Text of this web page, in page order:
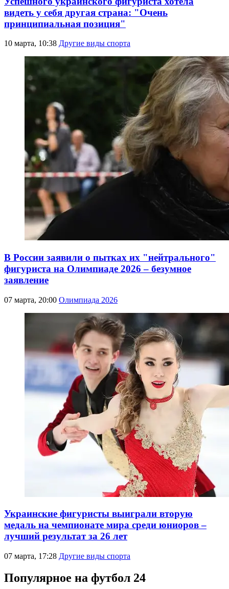
видеть у себя другая страна: "Очень
принципиальная позиция"
10 марта, 10:38 Другие виды спорта
В России заявили о пытках их "нейтрального"
фигуриста на Олимпиаде 2026 – безумное
заявление
07 марта, 20:00 Олимпиада 2026
Украинские фигуристы выиграли вторую
медаль на чемпионате мира среди юниоров –
лучший результат за 26 лет
07 марта, 17:28 Другие виды спорта
Популярное на футбол 24